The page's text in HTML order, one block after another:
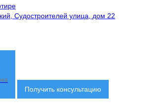
Судостроителей улица, дом 22
Получить консультацию